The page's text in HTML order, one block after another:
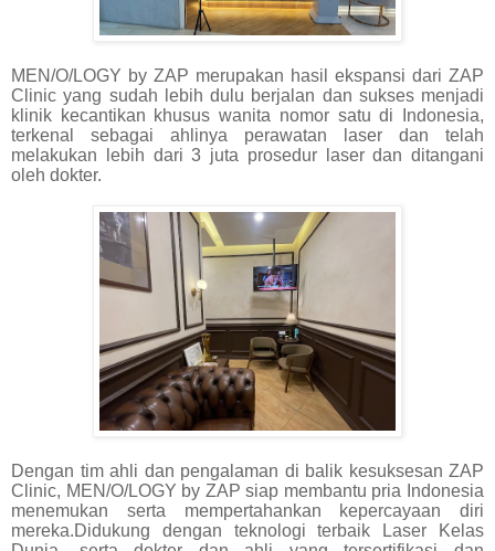
MEN/O/LOGY by ZAP merupakan hasil ekspansi dari ZAP
Clinic yang sudah lebih dulu berjalan dan sukses menjadi
klinik kecantikan khusus wanita nomor satu di Indonesia,
terkenal sebagai ahlinya perawatan laser dan telah
melakukan lebih dari 3 juta prosedur laser dan ditangani
oleh dokter.
Dengan tim ahli dan pengalaman di balik kesuksesan ZAP
Clinic, MEN/O/LOGY by ZAP siap membantu pria Indonesia
menemukan serta mempertahankan kepercayaan diri
mereka.Didukung dengan teknologi terbaik Laser Kelas